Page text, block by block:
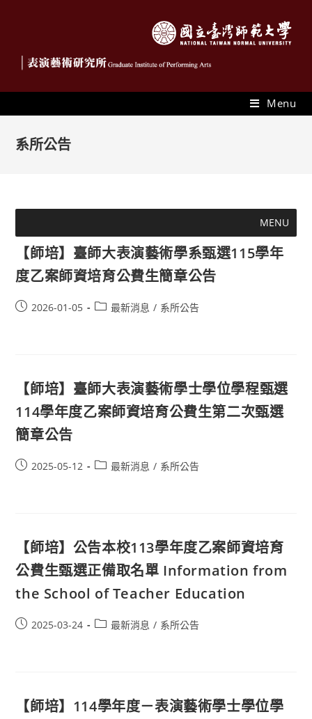
Menu
系所公告
MENU
【師培】臺師大表演藝術學系甄選115學年
度乙案師資培育公費生簡章公告
2026-01-05 最新消息 / 系所公告
【師培】臺師大表演藝術學士學位學程甄選
114學年度乙案師資培育公費生第二次甄選
簡章公告
2025-05-12 最新消息 / 系所公告
【師培】公告本校113學年度乙案師資培育
公費生甄選正備取名單 Information from
the School of Teacher Education
2025-03-24 最新消息 / 系所公告
【師培】114學年度－表演藝術學士學位學